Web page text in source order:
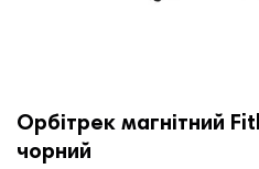
Орбітрек магнітний
чорний